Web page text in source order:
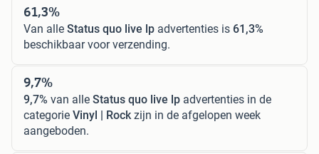
61,3%
Van alle Status quo live lp advertenties is 61,3%
beschikbaar voor verzending.
9,7%
9,7% van alle Status quo live lp advertenties in de
categorie Vinyl | Rockzijn in de afgelopen week
aangeboden.